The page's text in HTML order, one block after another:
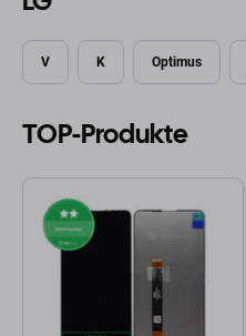
V K Optimus
TOP-Produkte